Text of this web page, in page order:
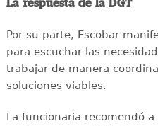
La respuesta de la DGT
Por su parte, Escobar
para escuchar las
trabajar de manera
soluciones viables.
La funcionaria recomendó